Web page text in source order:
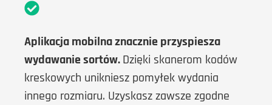
Aplikacja mobilna znacznie przyspiesza
wydawanie sortów.Dzięki skanerom kodów
kreskowych unikniesz pomyłek wydania
innego rozmiaru. Uzyskasz zawsze zgodne